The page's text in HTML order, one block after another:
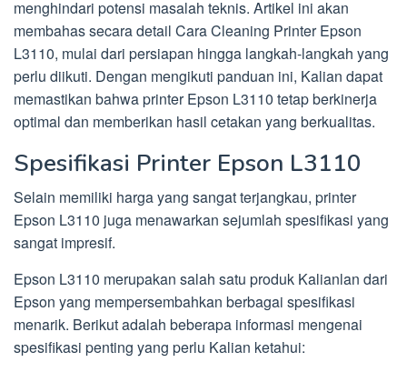
menghindari potensi masalah teknis. Artikel ini akan
membahas secara detail Cara Cleaning Printer Epson
L3110, mulai dari persiapan hingga langkah-langkah yang
perlu diikuti. Dengan mengikuti panduan ini, Kalian dapat
memastikan bahwa printer Epson L3110 tetap berkinerja
optimal dan memberikan hasil cetakan yang berkualitas.
Spesifikasi Printer Epson L3110
Selain memiliki harga yang sangat terjangkau, printer
Epson L3110 juga menawarkan sejumlah spesifikasi yang
sangat impresif.
Epson L3110 merupakan salah satu produk Kalianlan dari
Epson yang mempersembahkan berbagai spesifikasi
menarik. Berikut adalah beberapa informasi mengenai
spesifikasi penting yang perlu Kalian ketahui: